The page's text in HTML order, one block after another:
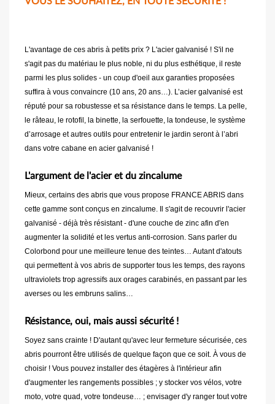
L'avantage de ces abris à petits prix ? L'acier galvanisé ! S'il ne
s'agit pas du matériau le plus noble, ni du plus esthétique, il reste
parmi les plus solides - un coup d'oeil aux garanties proposées
suffira à vous convaincre (10 ans, 20 ans…). L’acier galvanisé est
réputé pour sa robustesse et sa résistance dans le temps. La pelle,
le râteau, le rotofil, la binette, la serfouette, la tondeuse, le système
d’arrosage et autres outils pour entretenir le jardin seront à l’abri
dans votre cabane en acier galvanisé !
L'argument de l'acier et du zincalume
Mieux, certains des abris que vous propose FRANCE ABRIS dans
cette gamme sont conçus en zincalume. Il s'agit de recouvrir l'acier
galvanisé - déjà très résistant - d'une couche de zinc afin d'en
augmenter la solidité et les vertus anti-corrosion. Sans parler du
Colorbond pour une meilleure tenue des teintes… Autant d'atouts
qui permettent à vos abris de supporter tous les temps, des rayons
ultraviolets trop agressifs aux orages carabinés, en passant par les
averses ou les embruns salins…
Résistance, oui, mais aussi sécurité !
Soyez sans crainte ! D'autant qu'avec leur fermeture sécurisée, ces
abris pourront être utilisés de quelque façon que ce soit. À vous de
choisir ! Vous pouvez installer des étagères à l'intérieur afin
d'augmenter les rangements possibles ; y stocker vos vélos, votre
moto, votre quad, votre tondeuse… ; envisager d'y ranger tout votre